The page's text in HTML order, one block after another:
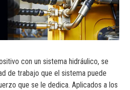
con un sistema hidráulico, se
de trabajo que el sistema puede
que se le dedica. Aplicados a los